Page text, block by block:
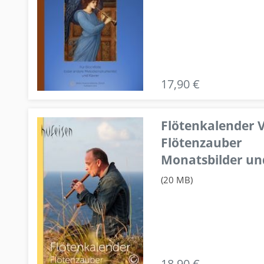
17,90 €
Flötenkalender
Flötenzauber
Monatsbilder
(20 MB)